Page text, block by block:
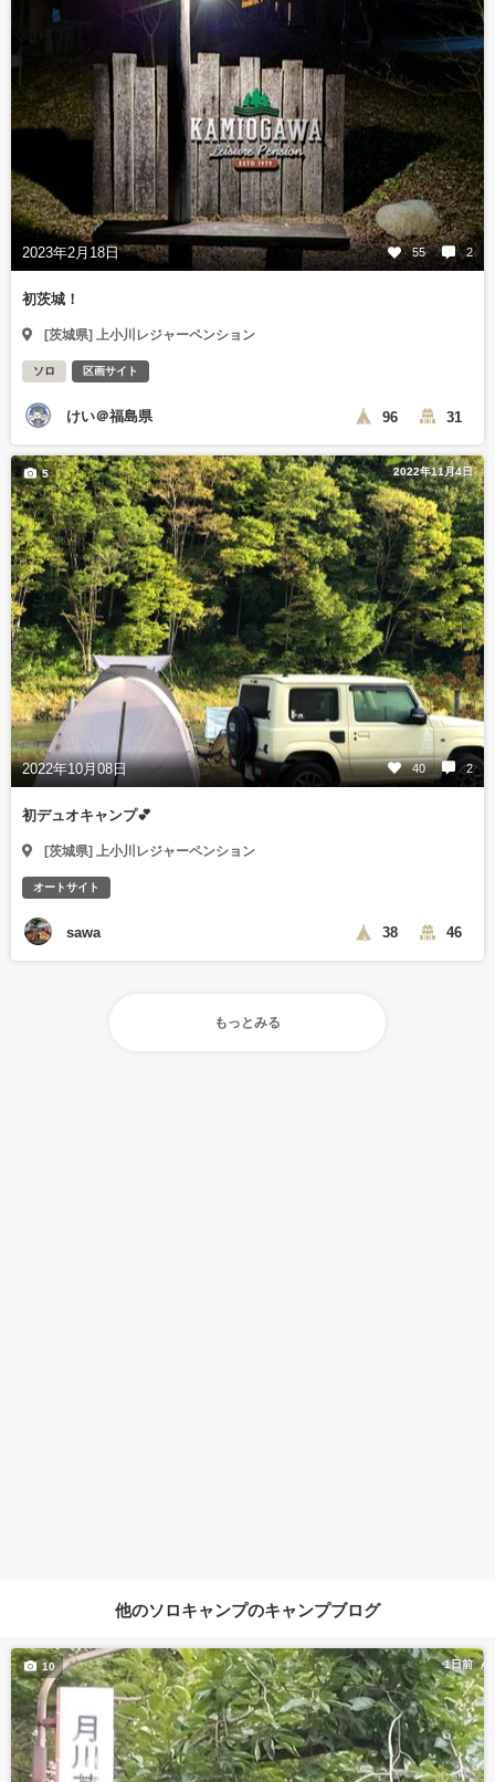
2023年2月18日 55 2
初茨城！
[茨城県] 上小川レジャーペンション
ソロ 区画サイト
けい＠福島県 96 31
2022年11月4日
2022年10月08日 40 2
5
初デュオキャンプ💕
[茨城県] 上小川レジャーペンション
オートサイト
sawa 38 46
もっとみる
他のソロキャンプのキャンプブログ
1日前
10